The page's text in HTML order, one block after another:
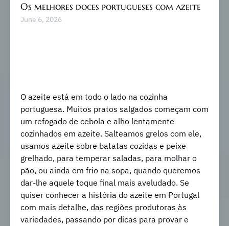
Os melhores doces portugueses com azeite
June 6, 2026
O azeite está em todo o lado na cozinha
portuguesa. Muitos pratos salgados começam com
um refogado de cebola e alho lentamente
cozinhados em azeite. Salteamos grelos com ele,
usamos azeite sobre batatas cozidas e peixe
grelhado, para temperar saladas, para molhar o
pão, ou ainda em frio na sopa, quando queremos
dar-lhe aquele toque final mais aveludado. Se
quiser conhecer a história do azeite em Portugal
com mais detalhe, das regiões produtoras às
variedades, passando por dicas para provar e